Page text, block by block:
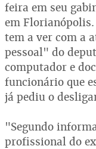
feira em seu
em Florianópolis.
tem a ver com a
pessoal" do
computador e
funcionário que
já pediu o
"Segundo
profissional do